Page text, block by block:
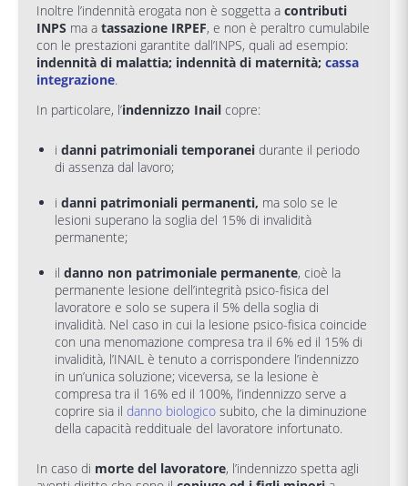
Inoltre l’indennità erogata non è soggetta a contributi
INPS ma a tassazione IRPEF, e non è peraltro cumulabile
con le prestazioni garantite dall’INPS, quali ad esempio:
indennità di malattia; indennità di maternità; cassa
integrazione.
In particolare, l’indennizzo Inail copre:
i danni patrimoniali temporanei durante il periodo
di assenza dal lavoro;
i danni patrimoniali permanenti, ma solo se le
lesioni superano la soglia del 15% di invalidità
permanente;
il danno non patrimoniale permanente, cioè la
permanente lesione dell’integrità psico-fisica del
lavoratore e solo se supera il 5% della soglia di
invalidità. Nel caso in cui la lesione psico-fisica coincide
con una menomazione compresa tra il 6% ed il 15% di
invalidità, l’INAIL è tenuto a corrispondere l’indennizzo
in un’unica soluzione; viceversa, se la lesione è
compresa tra il 16% ed il 100%, l’indennizzo serve a
coprire sia il danno biologico subito, che la diminuzione
della capacità reddituale del lavoratore infortunato.
In caso di morte del lavoratore, l’indennizzo spetta agli